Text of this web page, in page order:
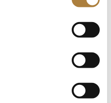
Pfingstturnier
08.-11.06.2017